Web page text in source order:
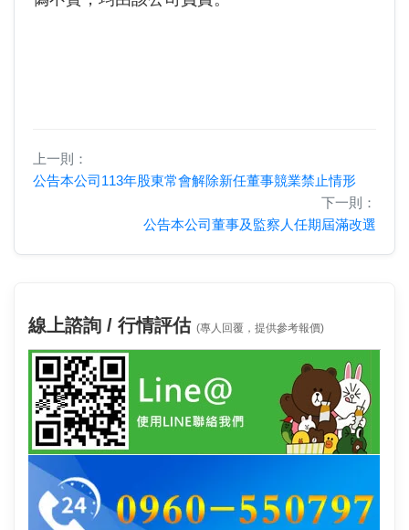
上一則：
公告本公司113年股東常會解除新任董事競業禁止情形
下一則：
公告本公司董事及監察人任期屆滿改選
線上諮詢 / 行情評估 (專人回覆，提供參考報價)